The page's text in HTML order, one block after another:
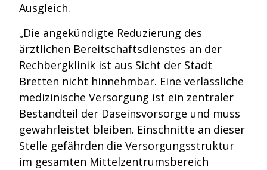
Ausgleich.
„Die angekündigte Reduzierung des
ärztlichen Bereitschaftsdienstes an der
Rechbergklinik ist aus Sicht der Stadt
Bretten nicht hinnehmbar. Eine verlässliche
medizinische Versorgung ist ein zentraler
Bestandteil der Daseinsvorsorge und muss
gewährleistet bleiben. Einschnitte an dieser
Stelle gefährden die Versorgungsstruktur
im gesamten Mittelzentrumsbereich